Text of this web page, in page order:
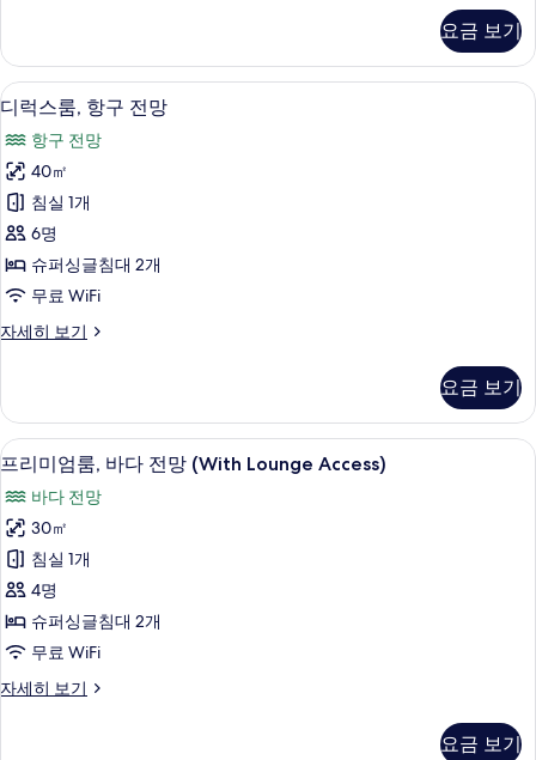
사
진
모
두
보
기
룸,
바
다
전
망
(Grande)
자
세
히
보
기
요금 보기
디
럭
스
룸,
항
구
전
망
사
모
두
보
기
디럭스룸, 항구 전망 | 오리/거위털 이
2
디럭스룸, 항구 전망
항구 전망
40㎡
침실 1개
6명
슈퍼싱글침대 2개
무료 WiFi
자세히 보기
디
항
구
전
자
세
히
보
기
요금 보기
프
미
엄
룸,
바
다
전
망
프리미엄룸, 바다 전망 (With Lounge
3
프리미엄룸, 바다 전망 (With Lounge Access)
바다 전망
30㎡
침실 1개
4명
슈퍼싱글침대 2개
무료 WiFi
자세히 보기
프
요금 보기